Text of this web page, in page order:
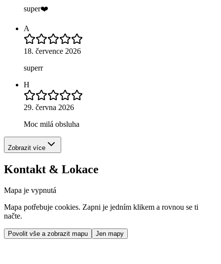
super❤️
A
18. července 2026
superr
H
29. června 2026
Moc milá obsluha
Zobrazit více
Kontakt & Lokace
Mapa je vypnutá
Mapa potřebuje cookies. Zapni je jedním klikem a rovnou se ti
načte.
Povolit vše a zobrazit mapu Jen mapy